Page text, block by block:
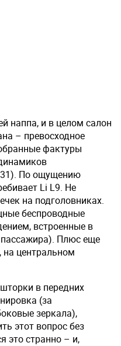
наппа, и в целом салон
– превосходное
фактуры
31). По ощущению
Li L9. Не
на подголовниках.
беспроводные
встроенные в
пассажира). Плюс еще
на центральном
в передних
(за
зеркала),
этот вопрос без
это странно – и,